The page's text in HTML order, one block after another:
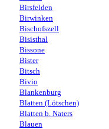
Birsfelden
Birwinken
Bischofszell
Bisisthal
Bissone
Bister
Bitsch
Bivio
Blankenburg
Blatten (Lötschen)
Blatten b. Naters
Blauen